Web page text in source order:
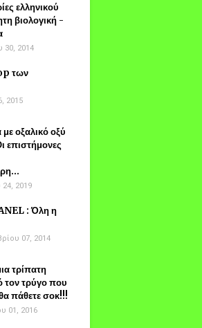
ελληνικού
βιολογική -
30, 2014
των
2015
οξαλικό οξύ
επιστήμονες
2019
: Όλη η
07, 2014
τρίπατη
τον τρύγο που
πάθετε σοκ!!!
01, 2016